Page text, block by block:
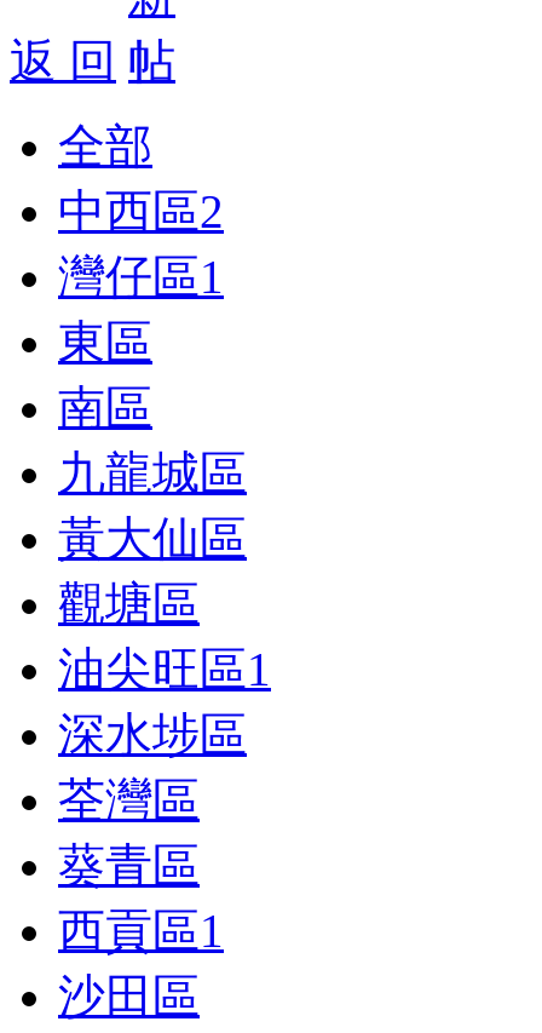
返 回
全部
中西區2
灣仔區1
東區
南區
九龍城區
黃大仙區
觀塘區
油尖旺區1
深水埗區
荃灣區
葵青區
西貢區1
沙田區